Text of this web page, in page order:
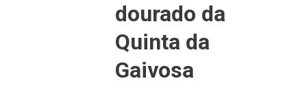
dourado da
Quinta da
Gaivosa